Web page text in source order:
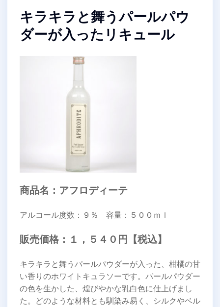
キラキラと舞うパールパウ
ダーが入ったリキュール
商品名：アフロディーテ
アルコール度数：９％ 容量：５００ｍｌ
販売価格：１，５４０円【税込】
キラキラと舞うパールパウダーが入った、柑橘の甘
い香りのホワイトキュラソーです。パールパウダー
の色を生かした、煌びやかな乳白色に仕上げまし
た。どのような材料とも馴染み易く、シルクやベル